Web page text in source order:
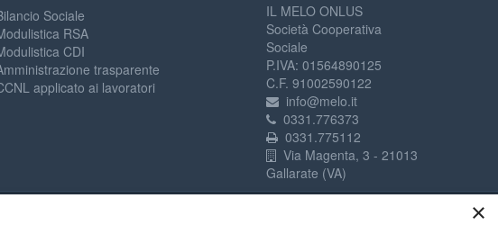
Sociale
RSA
CDI
trasparente
applicato ai lavoratori
IL MELO ONLUS
Società Cooperativa
Sociale
P.IVA: 01564890125
C.F. 91002590122
info@melo.it
0331.776373
0331.775112
Via Magenta, 3 - 21013
Gallarate (VA)
×